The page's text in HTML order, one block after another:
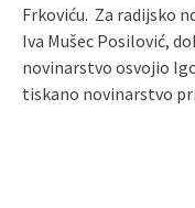
Frkoviću. Za radijsko
Iva Mušec Posilović,
novinarstvo osvojio
tiskano novinarstvo